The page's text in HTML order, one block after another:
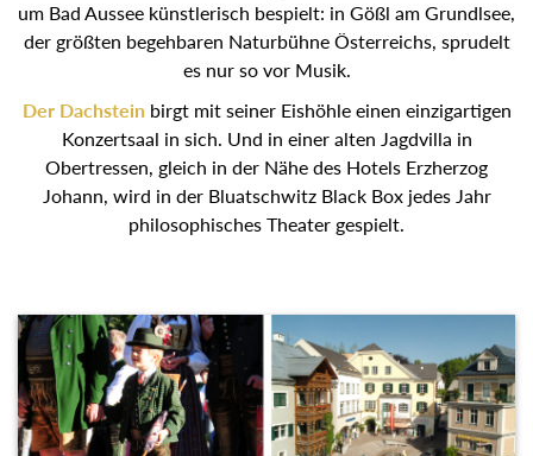
um Bad Aussee künstlerisch bespielt: in Gößl am Grundlsee,
der größten begehbaren Naturbühne Österreichs, sprudelt
es nur so vor Musik.
Der Dachstein birgt mit seiner Eishöhle einen einzigartigen
Konzertsaal in sich. Und in einer alten Jagdvilla in
Obertressen, gleich in der Nähe des Hotels Erzherzog
Johann, wird in der Bluatschwitz Black Box jedes Jahr
philosophisches Theater gespielt.